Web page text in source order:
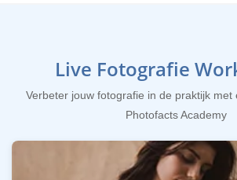
Live Fotografie
Verbeter jouw fotografie in de praktijk met
Photofacts Academy